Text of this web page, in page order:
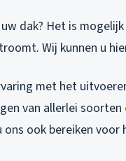
dak? Het is
Wij kunnen u
met het
van allerlei soorten
ook bereiken